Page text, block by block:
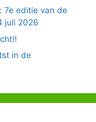
7e editie van de
juli 2026
in de